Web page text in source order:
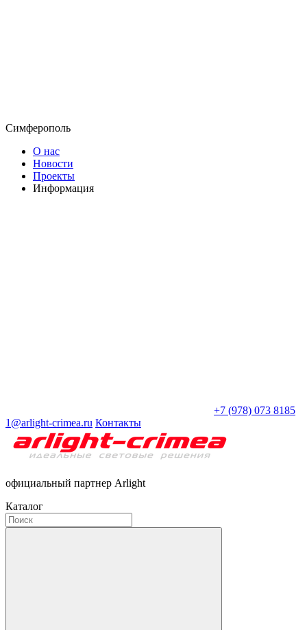
Симферополь
О нас
Новости
Проекты
Информация
+7 (978) 073 8185
1@arlight-crimea.ru Контакты
официальный партнер Arlight
Каталог